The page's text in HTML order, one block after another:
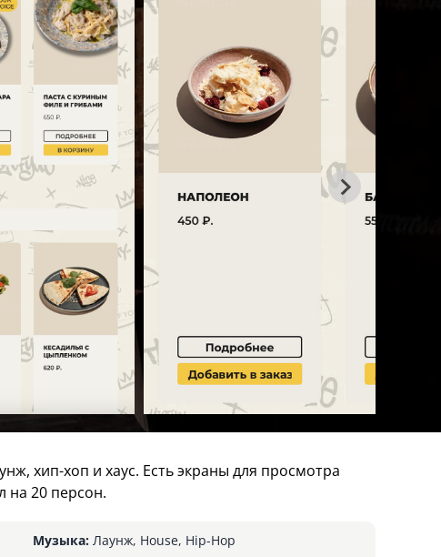
хип-хоп и хаус. Есть экраны для просмотра
на 20 персон.
Музыка:Лаунж, House, Hip-Hop